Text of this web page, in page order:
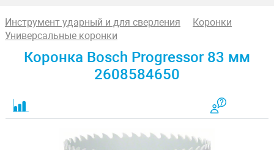
Инструмент ударный и для сверления
Коронки
Универсальные коронки
Коронка Bosch Progressor 83 мм
2608584650